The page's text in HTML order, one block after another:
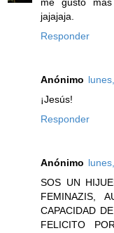
jajajaja.
Responder
Anónimo
¡Jesús!
Responder
Anónimo
SOS UN
FEMINAZIS,
CAPACIDAD
FELICITO